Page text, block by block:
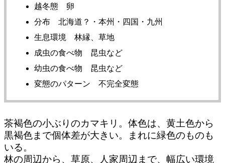
越冬態 卵
分布 北海道？・本州・四国・九州
生息環境 林縁、草地
成虫の食べ物 昆虫など
幼虫の食べ物 昆虫など
変態のパターン 不完全変態
茶褐色の小ぶりのカマキリ。体色は、黄土色から
黒褐色まで個体差が大きい。まれに緑色のものも
いる。
林の周辺から、草原、人家周辺まで、幅広い環境